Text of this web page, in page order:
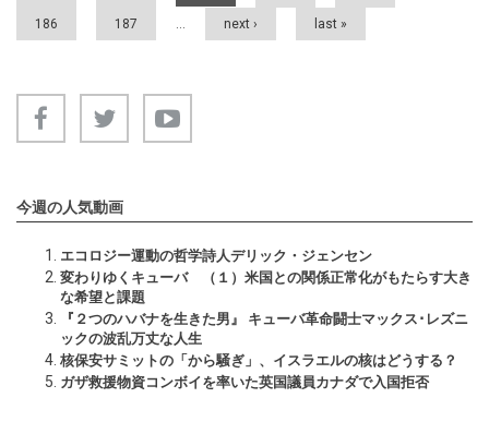
186 187 … next › last »
今週の人気動画
エコロジー運動の哲学詩人デリック・ジェンセン
変わりゆくキューバ （１）米国との関係正常化がもたらす大き
な希望と課題
『２つのハバナを生きた男』 キューバ革命闘士マックス･レズニ
ックの波乱万丈な人生
核保安サミットの「から騒ぎ」、イスラエルの核はどうする？
ガザ救援物資コンボイを率いた英国議員カナダで入国拒否